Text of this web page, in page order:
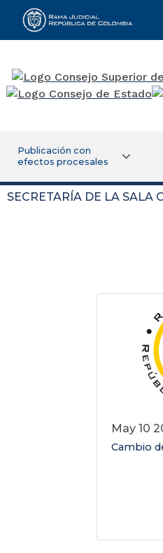
Rama Judicial
Publicación con
efectos procesales
SECRETARÍA DE LA SALA
May 10
Cambio